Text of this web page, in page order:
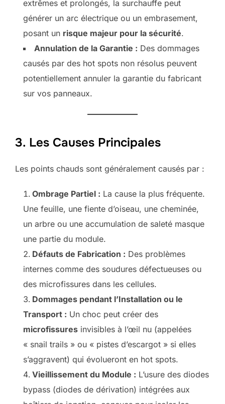
extrêmes et prolongés, la surchauffe peut
générer un arc électrique ou un embrasement,
posant un risque majeur pour la sécurité.
Annulation de la Garantie : Des dommages
causés par des hot spots non résolus peuvent
potentiellement annuler la garantie du fabricant
sur vos panneaux.
3. Les Causes Principales
Les points chauds sont généralement causés par :
Ombrage Partiel : La cause la plus fréquente.
Une feuille, une fiente d’oiseau, une cheminée,
un arbre ou une accumulation de saleté masque
une partie du module.
Défauts de Fabrication : Des problèmes
internes comme des soudures défectueuses ou
des microfissures dans les cellules.
Dommages pendant l’Installation ou le
Transport : Un choc peut créer des
microfissures invisibles à l’œil nu (appelées
« snail trails » ou « pistes d’escargot » si elles
s’aggravent) qui évolueront en hot spots.
Vieillissement du Module : L’usure des diodes
bypass (diodes de dérivation) intégrées aux